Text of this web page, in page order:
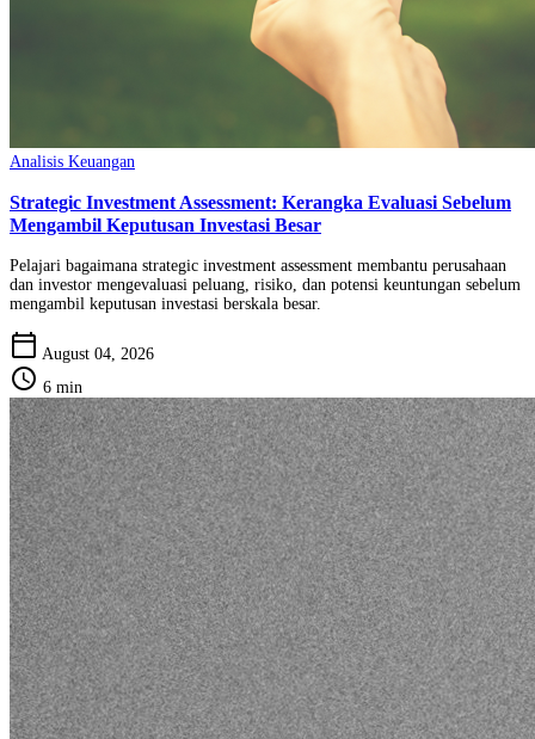
Analisis Keuangan
Strategic Investment Assessment: Kerangka Evaluasi Sebelum
Mengambil Keputusan Investasi Besar
Pelajari bagaimana strategic investment assessment membantu perusahaan
dan investor mengevaluasi peluang, risiko, dan potensi keuntungan sebelum
mengambil keputusan investasi berskala besar.
calendar_today August 04, 2026
schedule 6 min